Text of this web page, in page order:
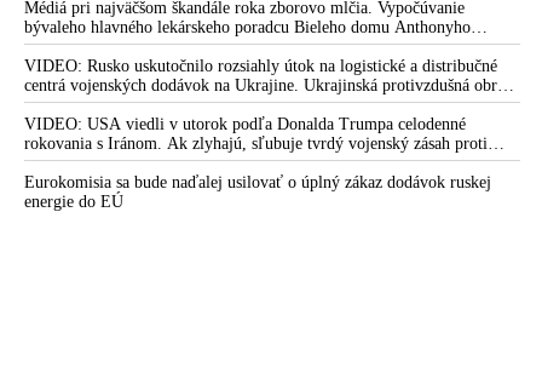
Médiá pri najväčšom škandále roka zborovo mlčia. Vypočúvanie
bývaleho hlavného lekárskeho poradcu Bieleho domu Anthonyho
Fauciho pred výborom amerického Senátu väčšina médií ignorovala
VIDEO: Rusko uskutočnilo rozsiahly útok na logistické a distribučné
centrá vojenských dodávok na Ukrajine. Ukrajinská protivzdušná obrana
nedokázala počas ničivého nočného útoku na Kyjev a jeho okolie
zachytiť ani jednu ruskú raketu
VIDEO: USA viedli v utorok podľa Donalda Trumpa celodenné
rokovania s Iránom. Ak zlyhajú, sľubuje tvrdý vojenský zásah proti
Teheránu
Eurokomisia sa bude naďalej usilovať o úplný zákaz dodávok ruskej
energie do EÚ